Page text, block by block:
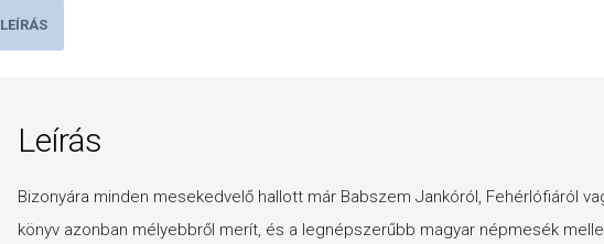
LEÍRÁS
Leírás
Bizonyára minden mesekedvelő hallott már Babszem Jankóról, Fehérlófiáról
könyv azonban mélyebbről merít, és a legnépszerűbb magyar népmesék